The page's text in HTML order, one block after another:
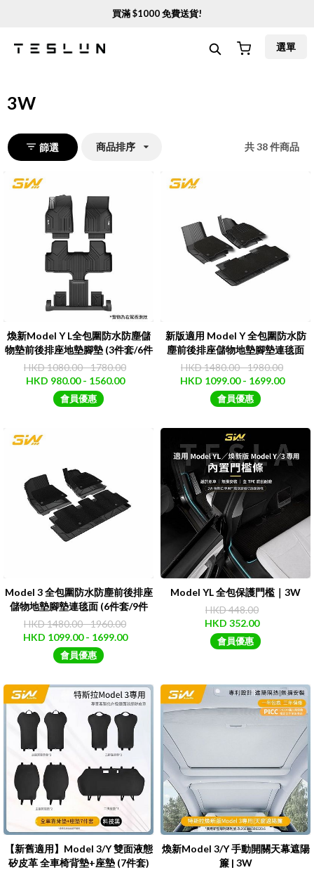
買滿 $1000免費送貨!
選單
3W
篩選 商品排序 共38件商品
煥新Model Y L全包圍防水防塵儲
物墊前後排座地墊腳墊 (3件套/6件
套)｜3W
HKD 1080.00 - 1780.00
HKD 980.00 - 1560.00
會員優惠
新版適用 Model Y 全包圍防水防
塵前後排座儲物地墊腳墊連毯面
（6件套/9件套/10件套）｜3W
HKD 1480.00 - 1980.00
HKD 1099.00 - 1699.00
會員優惠
Model 3 全包圍防水防塵前後排座
儲物地墊腳墊連毯面 (6件套/9件
套)｜3W
HKD 1480.00 - 1960.00
HKD 1099.00 - 1699.00
會員優惠
Model YL 全包保護門檻｜3W
HKD 448.00
HKD 352.00
會員優惠
【新舊適用】Model 3/Y 雙面液態
矽皮革 全車椅背墊+座墊 (7件套)
煥新Model 3/Y 手動開關天幕遮陽
簾 | 3W